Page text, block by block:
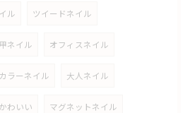
ル ツイードネイル
ネイル オフィスネイル
ラーネイル 大人ネイル
わいい マグネットネイル